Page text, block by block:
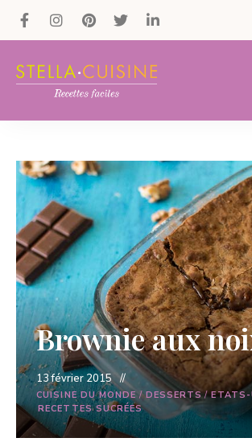
Recettes
recettes
rapides,
recettes
végétariennes
!
Brownie aux
13 février 2015
CUISINE DU MONDE /DESSERTS/ETATS-
RECETTES SUCRÉES